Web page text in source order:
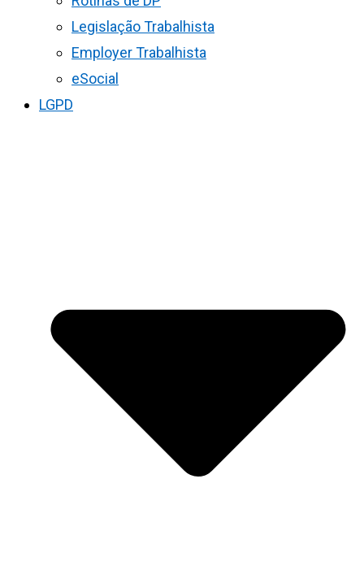
Legislação Trabalhista
Employer Trabalhista
eSocial
LGPD